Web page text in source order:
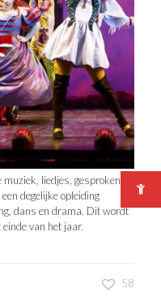
liedjes, gesproken
degelijke opleiding
dans en drama. Dit wordt
einde van het jaar.
58